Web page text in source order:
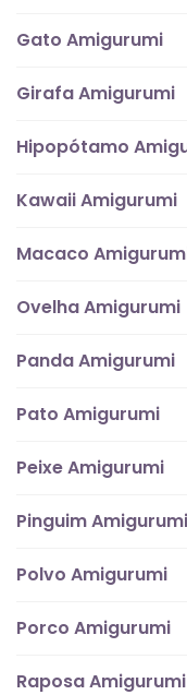
Gato Amigurumi
Girafa Amigurumi
Hipopótamo
Kawaii Amigurumi
Macaco
Ovelha Amigurumi
Panda Amigurumi
Pato Amigurumi
Peixe Amigurumi
Pinguim Amigurumi
Polvo Amigurumi
Porco Amigurumi
Raposa Amigurumi